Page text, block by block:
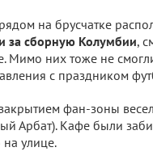
на брусчатке
за сборную Колумбии,
Мимо них тоже не
с праздником
фан-зоны
Арбат). Кафе были
улице.